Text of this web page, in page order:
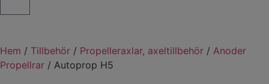
Hem / Tillbehör / Propelleraxlar, axeltillbehör / Anoder
Propellrar / Autoprop H5